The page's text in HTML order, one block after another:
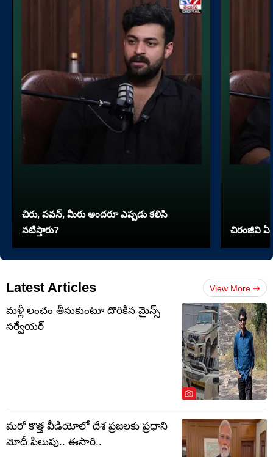
చిరు, పవన్, మీరు అందరూ ఎప్పడు కలిసి
నటిస్తారు?
చిరంజీవి ఏ
Latest Articles View More
మళ్లీ లంచం తీసుకుంటూ దొరికిన మైన్స్
సర్వేయర్
మరో కొత్త వీడియోలో దేశ ప్రజలకు ప్రధాని
మోదీ పిలుపు.. ఈసారి..